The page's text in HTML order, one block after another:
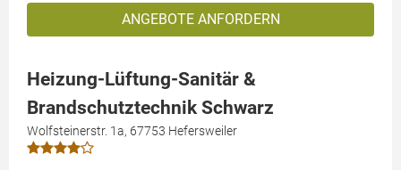
ANGEBOTE ANFORDERN
Heizung-Lüftung-Sanitär &
Brandschutztechnik Schwarz
Wolfsteinerstr. 1a, 67753 Hefersweiler